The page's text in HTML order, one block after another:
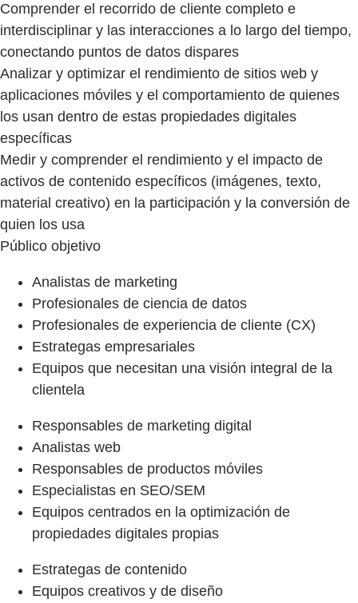
Comprender el recorrido de cliente completo e
interdisciplinar y las interacciones a lo largo del tiempo,
conectando puntos de datos dispares
Analizar y optimizar el rendimiento de sitios web y
aplicaciones móviles y el comportamiento de quienes
los usan dentro de estas propiedades digitales
específicas
Medir y comprender el rendimiento y el impacto de
activos de contenido específicos (imágenes, texto,
material creativo) en la participación y la conversión de
quien los usa
Público objetivo
Analistas de marketing
Profesionales de ciencia de datos
Profesionales de experiencia de cliente (CX)
Estrategas empresariales
Equipos que necesitan una visión integral de la
clientela
Responsables de marketing digital
Analistas web
Responsables de productos móviles
Especialistas en SEO/SEM
Equipos centrados en la optimización de
propiedades digitales propias
Estrategas de contenido
Equipos creativos y de diseño